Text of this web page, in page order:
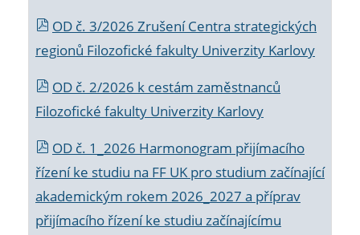
OD č. 3/2026 Zrušení Centra strategických
regionů Filozofické fakulty Univerzity Karlovy
OD č. 2/2026 k cestám zaměstnanců
Filozofické fakulty Univerzity Karlovy
OD č. 1_2026 Harmonogram přijímacího
řízení ke studiu na FF UK pro studium začínající
akademickým rokem 2026_2027 a příprav
přijímacího řízení ke studiu začínajícímu